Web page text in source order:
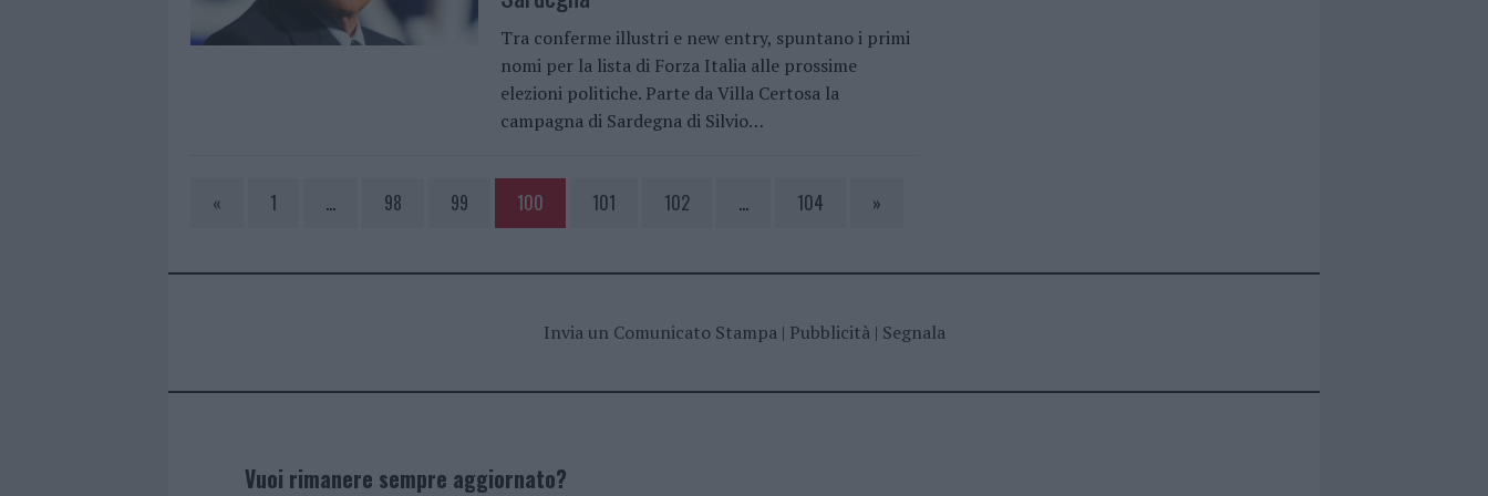
Tra conferme illustri e new entry, spuntano i primi
nomi per la lista di Forza Italia alle prossime
elezioni politiche. Parte da Villa Certosa la
campagna di Sardegna di Silvio…
« 1 … 98 99 100 101 102 … 104 »
Invia un Comunicato Stampa| Pubblicità| Segnala
Vuoi rimanere sempre aggiornato?